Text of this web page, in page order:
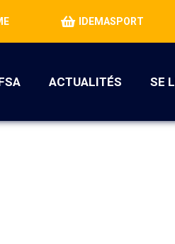
IDEMASPORT
ACTUALITÉS SE